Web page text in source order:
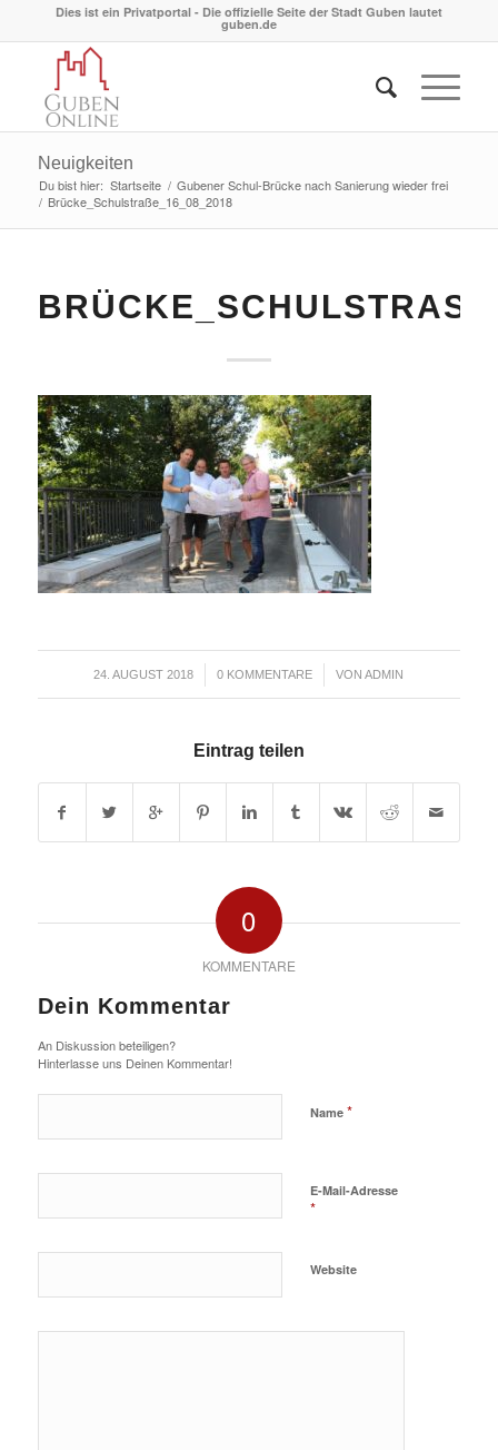
Dies ist ein Privatportal - Die offizielle Seite der Stadt Guben lautet
guben.de
Neuigkeiten
Du bist hier: Startseite / Gubener Schul-Brücke nach Sanierung wieder frei
/ Brücke_Schulstraße_16_08_2018
24. AUGUST 2018
/ 0 KOMMENTARE
/ VONADMIN
Eintrag teilen
0
KOMMENTARE
Dein Kommentar
An Diskussion beteiligen?
Hinterlasse uns Deinen Kommentar!
Name *
E-Mail-Adresse
*
Website